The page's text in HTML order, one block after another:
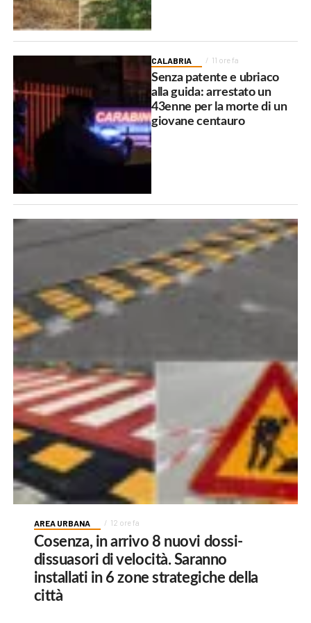
CALABRIA 11 ore fa
Senza patente e ubriaco
alla guida: arrestato un
43enne per la morte di un
giovane centauro
AREA URBANA 12 ore fa
Cosenza, in arrivo 8 nuovi dossi-
dissuasori di velocità. Saranno
installati in 6 zone strategiche della
città